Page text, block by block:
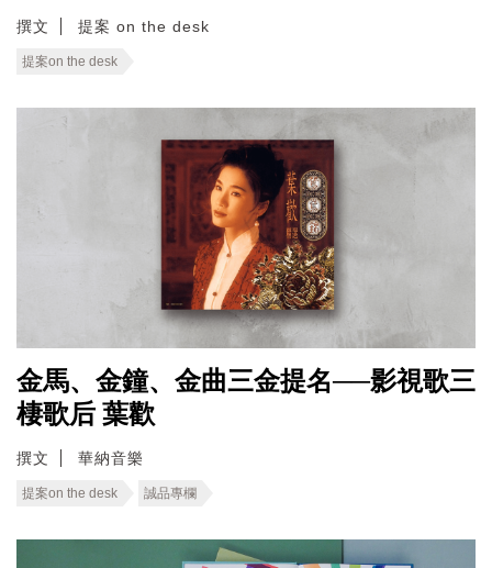
撰文 提案 on the desk
提案on the desk
金馬、金鐘、金曲三金提名──影視歌三
棲歌后 葉歡
撰文 華納音樂
提案on the desk 誠品專欄